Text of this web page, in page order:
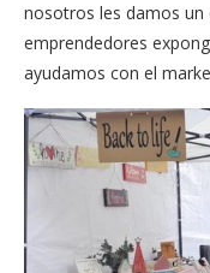
nosotros les damos un
emprendedores
ayudamos con el